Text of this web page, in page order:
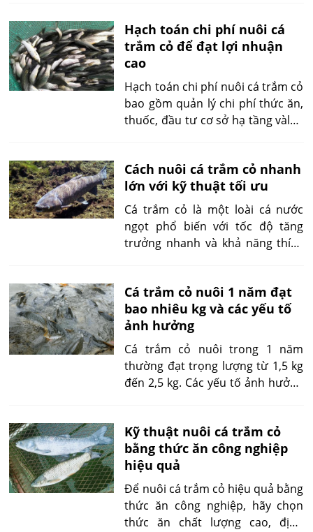
bảo quản da canvas đúng cách
ngay tại nhà. Bài viết này sẽ
hướng dẫn chi tiết từng bước bảo
quản, xử lý lỗi thường gặp và các
mẹo nâng cao giúp bạn duy trì độ
bền tối ưu cho túi xách yêu thích.
Hạch toán chi phí nuôi cá
trắm cỏ để đạt lợi nhuận
cao
Hạch toán chi phí nuôi cá trắm cỏ
bao gồm quản lý chi phí thức ăn,
thuốc, đầu tư cơ sở hạ tầng vàlao
thiện hiệu quả sử dụng, điều
chỉnh chiến lược nuôi cho phù
hợp.
Cách nuôi cá trắm cỏ nhanh
lớn với kỹ thuật tối ưu
Cá trắm cỏ là một loài cá nước
ngọt phổ biến với tốc độ tăng
trưởng nhanh và khả năng thích
không chỉ giúp đáp ứng nhu cầu
tiêu thụ cá sạch trên thị trường
mà còn tạo cơ hội phát triển kinh
tế cho các hộ gia đình, là lựa chọn
lý tưởng cho những ai muốn khởi
nghiệp trong ngành thủy sản.
Cá trắm cỏ nuôi 1 năm đạt
bao nhiêu kg và các yếu tố
ảnh hưởng
Cá trắm cỏ nuôi trong 1 năm
thường đạt trọng lượng từ 1,5 kg
đến 2,5 kg. Các yếu tố ảnh hưởng
Đảm bảo môi trường tối ưu, dinh
dưỡng hợp lý giúp cá phát triển
nhanh chóng, khỏe mạnh.
Kỹ thuật nuôi cá trắm cỏ
bằng thức ăn công nghiệp
hiệu quả
Để nuôi cá trắm cỏ hiệu quả bằng
thức ăn công nghiệp, hãy chọn
thức ăn chất lượng cao, định